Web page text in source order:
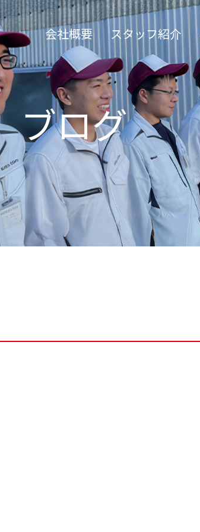
会社概要 スタッフ紹介
ブログ